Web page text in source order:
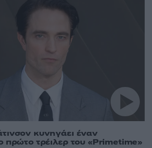
κυνηγάει έναν
πρώτο τρέιλερ του «Primetime»